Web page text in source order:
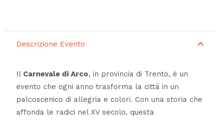
Descrizione Evento
Il Carnevale di Arco, in provincia di Trento, è un
evento che ogni anno trasforma la città in un
palcoscenico di allegria e colori. Con una storia che
affonda le radici nel XV secolo, questa